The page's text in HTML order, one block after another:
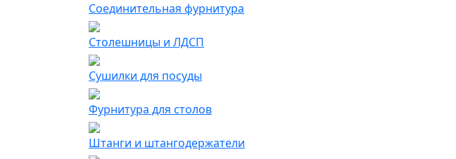
Соединительная фурнитура
Столешницы и ЛДСП
Сушилки для посуды
Фурнитура для столов
Штанги и штангодержатели